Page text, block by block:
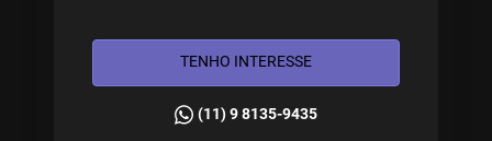
TENHO INTERESSE
(11) 9 8135-9435